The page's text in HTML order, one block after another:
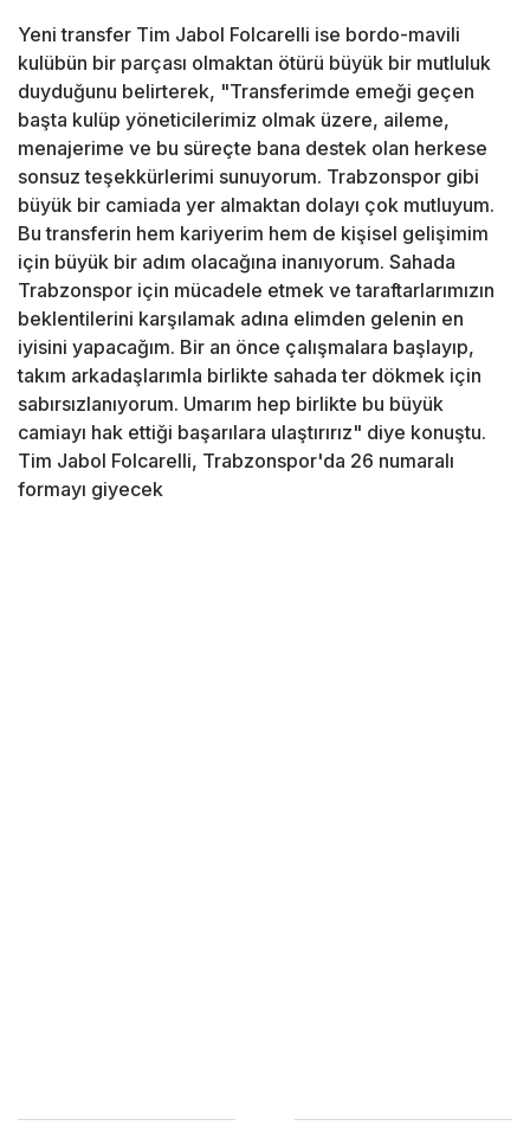
Yeni transfer Tim Jabol Folcarelli ise bordo-mavili
kulübün bir parçası olmaktan ötürü büyük bir mutluluk
duyduğunu belirterek, "Transferimde emeği geçen
başta kulüp yöneticilerimiz olmak üzere, aileme,
menajerime ve bu süreçte bana destek olan herkese
sonsuz teşekkürlerimi sunuyorum. Trabzonspor gibi
büyük bir camiada yer almaktan dolayı çok mutluyum.
Bu transferin hem kariyerim hem de kişisel gelişimim
için büyük bir adım olacağına inanıyorum. Sahada
Trabzonspor için mücadele etmek ve taraftarlarımızın
beklentilerini karşılamak adına elimden gelenin en
iyisini yapacağım. Bir an önce çalışmalara başlayıp,
takım arkadaşlarımla birlikte sahada ter dökmek için
sabırsızlanıyorum. Umarım hep birlikte bu büyük
camiayı hak ettiği başarılara ulaştırırız" diye konuştu.
Tim Jabol Folcarelli, Trabzonspor'da 26 numaralı
formayı giyecek